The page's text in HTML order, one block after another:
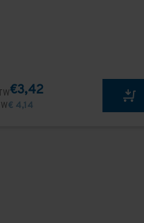
€3,42
€ 4,14